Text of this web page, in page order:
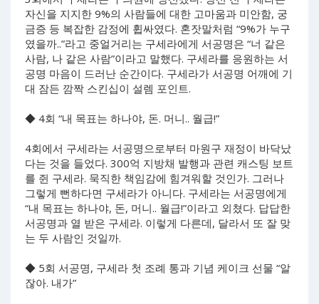
자신을 지지한 9%의 사람들에 대한 고마움과 미안함, 궁
금증 등 복잡한 감정에 휩싸였다. 혼잣말처럼 “9%가 누구
였을까..”라고 중얼거리는 구세라에게 서공명은 “너 같은
사람, 나 같은 사람”이라고 말했다. 구세라를 응원하는 서
공명 마음이 드러난 순간이다. 구세라가 서공명 어깨에 기
대 잠든 깜짝 스킨십이 설렘 포인트.
◆ 4회 “내 목표는 하나야, 돈. 머니.. 월급!”
4회에서 구세라는 서공명으로부터 마원구 재정이 바닥났
다는 것을 들었다. 300억 지방채 발행과 관련 캐스팅 보트
를 쥔 구세라. 묵직한 책임감에 힘겨워할 것인가. 그러나
그렇게 뻔하다면 구세라가 아니다. 구세라는 서공명에게
“내 목표는 하나야, 돈, 머니.. 월급!”이라고 외쳤다. 답답한
서공명과 열 받은 구세라. 이렇게 다른데, 달라서 또 잘 맞
는 두 사람인 것일까.
◆ 5회 서공명, 구세라 첫 조례 통과 기념 케이크 선물 “알
잖아. 내가”